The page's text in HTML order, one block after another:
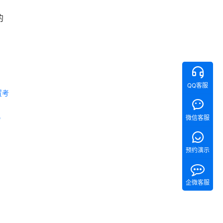
考
QQ客服
微信客服
预约演示
企微客服